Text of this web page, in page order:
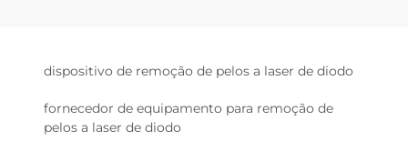
dispositivo de remoção de pelos a laser de diodo
fornecedor de equipamento para remoção de
pelos a laser de diodo